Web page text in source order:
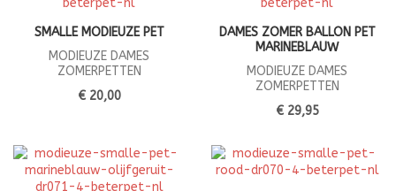
SMALLE MODIEUZE PET
MODIEUZE DAMES
ZOMERPETTEN
€ 20,00
DAMES ZOMER BALLON PET
MARINEBLAUW
MODIEUZE DAMES
ZOMERPETTEN
€ 29,95